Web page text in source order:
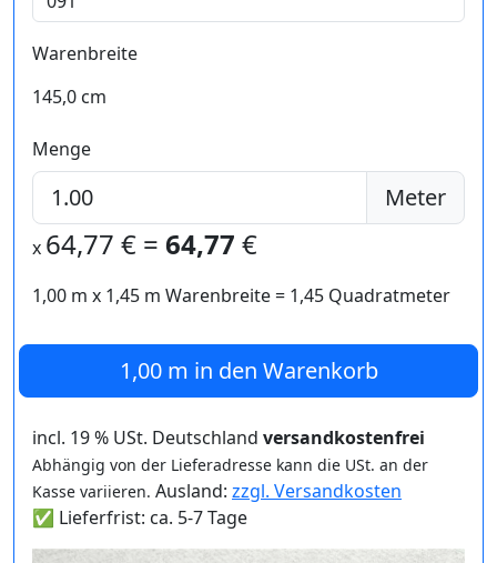
Warenbreite
145,0 cm
Menge
Meter
x 64,77 € = 64,77 €
1,00 m x 1,45 m Warenbreite = 1,45 Quadratmeter
1,00 m in den Warenkorb
incl. 19 % USt. Deutschland versandkostenfrei
Abhängig von der Lieferadresse kann die USt. an der
Kasse variieren. Ausland: zzgl. Versandkosten
✅ Lieferfrist: ca. 5-7 Tage